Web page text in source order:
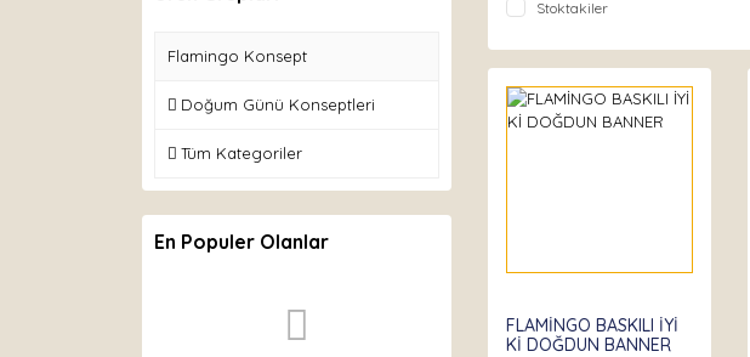
Flamingo Konsept
Doğum Günü Konseptleri
Tüm Kategoriler
En Populer Olanlar
Stoktakiler
FLAMİNGO BASKILI İYİ
Kİ DOĞDUN BANNER